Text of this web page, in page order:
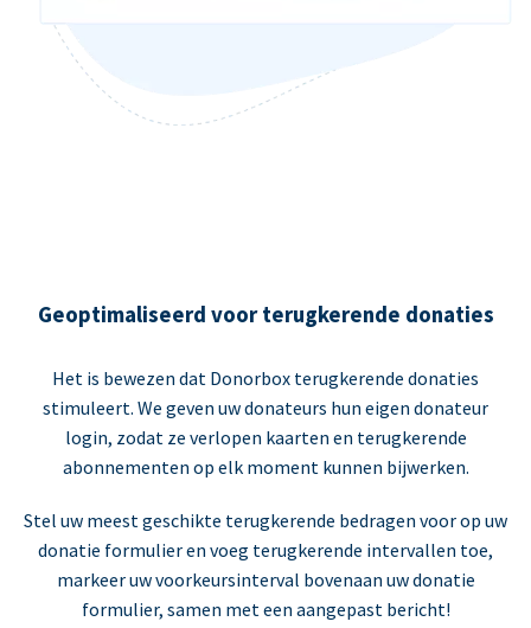
Geoptimaliseerd voor terugkerende donaties
Het is bewezen dat Donorbox terugkerende donaties
stimuleert. We geven uw donateurs hun eigen donateur
login, zodat ze verlopen kaarten en terugkerende
abonnementen op elk moment kunnen bijwerken.
Stel uw meest geschikte terugkerende bedragen voor op uw
donatie formulier en voeg terugkerende intervallen toe,
markeer uw voorkeursinterval bovenaan uw donatie
formulier, samen met een aangepast bericht!